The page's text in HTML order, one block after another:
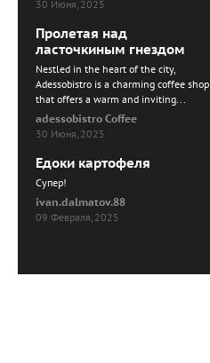
30 Июня, 2025
Пролетая над
ласточкиным гнездом
Nestled in the heart of the city,
Adessobistro is a charming coffee shop
that offers a warm and inviting...
adessobistro Coffee
30 Июня, 2025
Едоки картофеля
Cупер!
ivan.dalmatov.88
09 Февраля, 2025